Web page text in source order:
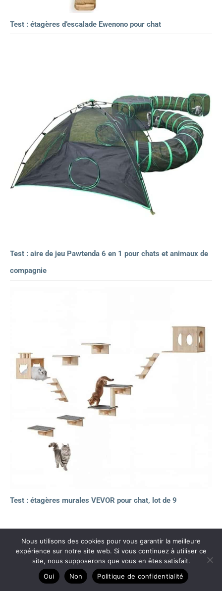
Test : étagères d’escalade Ewenono pour chat
Test : aire de jeu Pawtenda 6 en 1 pour chats et animaux de
compagnie
Test : étagères murales VEVOR pour chat, lot de 9
Copyright © 2026 Litières auto nettoyantes
A propos
Contact
Nous utilisons des cookies pour vous garantir la meilleure
expérience sur notre site web. Si vous continuez à utiliser ce
site, nous supposerons que vous en êtes satisfait.
Oui
Non Politique de confidentialité